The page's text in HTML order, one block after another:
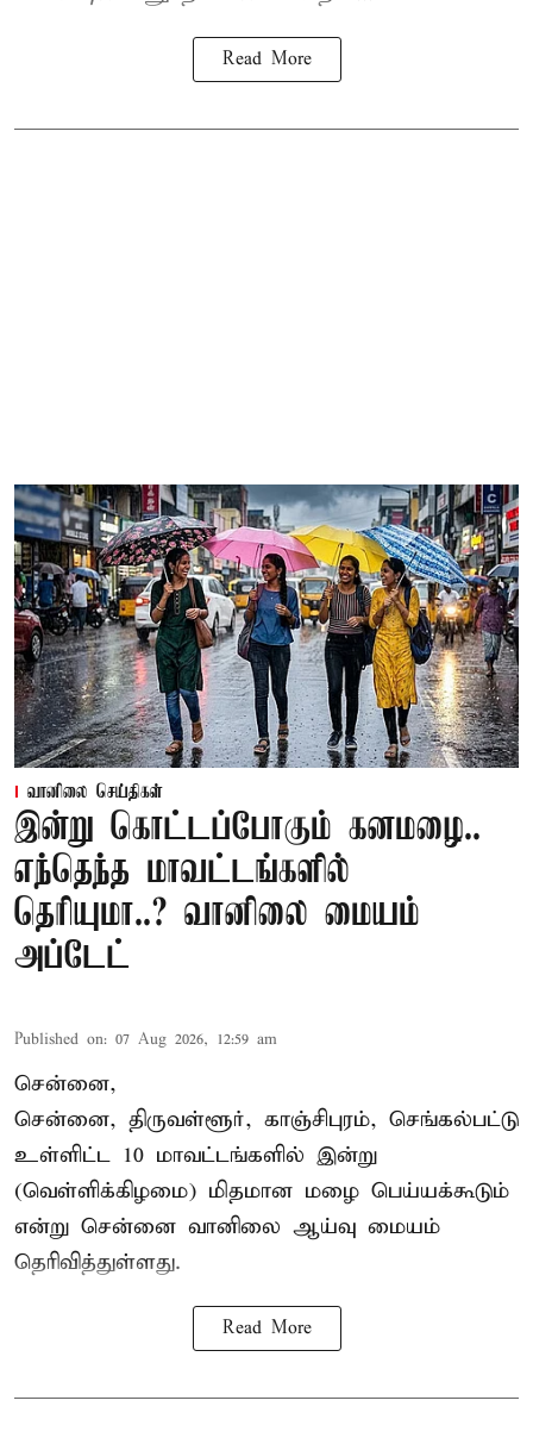
Read More
வானிலை செய்திகள்
இன்று கொட்டப்போகும் கனமழை..
எந்தெந்த மாவட்டங்களில்
தெரியுமா..? வானிலை மையம்
அப்டேட்
Published on: 07 Aug 2026, 12:59 am
சென்னை,
சென்னை, திருவள்ளூர், காஞ்சிபுரம், செங்கல்பட்டு
உள்ளிட்ட 10 மாவட்டங்களில் இன்று
(வெள்ளிக்கிழமை) மிதமான மழை பெய்யக்கூடும்
என்று சென்னை வானிலை ஆய்வு மையம்
தெரிவித்துள்ளது.
Read More